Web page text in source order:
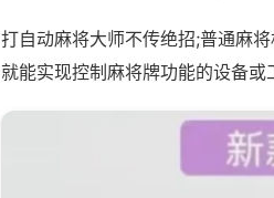
打自动麻将大师不传绝招;普通麻
就能实现控制麻将牌功能的设备或